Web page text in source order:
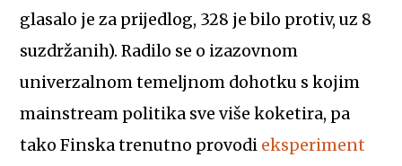
glasalo je za prijedlog, 328 je bilo protiv, uz 8
suzdržanih). Radilo se o izazovnom
univerzalnom temeljnom dohotku s kojim
mainstream politika sve više koketira, pa
tako Finska trenutno provodi eksperiment